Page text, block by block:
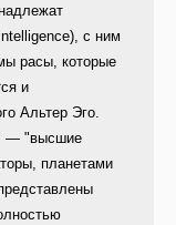
с ним
расы, которые
и
Альтер Эго.
— "высшие
планетами